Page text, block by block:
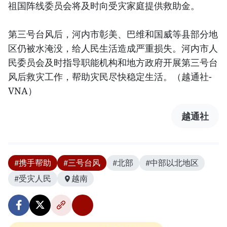
祖国阵线委员会将及时向受灾家庭提供救助金。
第三号台风后，河内市彰美、巴维和国威等县部分地
区仍被水淹没，给人民生活造成严重损失。河内市人
民委员会及时指导职能机构和地方政府开展第三号台
风后救灾工作，帮助灾民尽快稳定生活。（越通社-
VNA）
越通社
#携手帮助 #三号台风 #北部
#中部以北地区
#受灾人民
越南